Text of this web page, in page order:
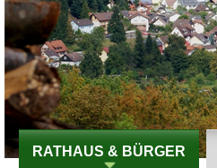
RATHAUS & BÜRGER